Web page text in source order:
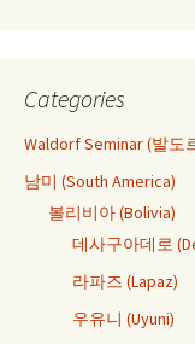
Categories
Waldorf Seminar (발도
남미 (South America)
볼리비아 (Bolivia)
데사구아데로
라파즈 (Lapaz)
우유니 (Uyuni)